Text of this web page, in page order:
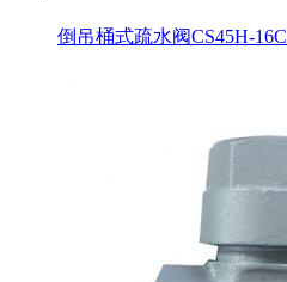
倒吊桶式疏水阀CS45H-16C